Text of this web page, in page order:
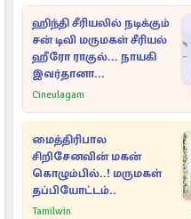
ஹிந்தி சீரியலில் நடிக்கும்
சன் டிவி மருமகள் சீரியல்
ஹீரோ ராகுல்... நாயகி
இவர்தானா...
Cineulagam
மைத்திரிபால
சிறிசேனவின் மகன்
கொழும்பில்..! மருமகள்
தப்பியோட்டம்..
Tamilwin